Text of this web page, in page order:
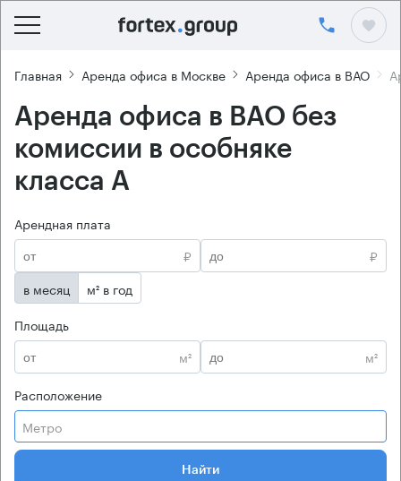
Главная Аренда офиса в Москве Аренда офиса в ВАО
Аренда офиса в ВАО без
комиссии в особняке
класса А
Арендная плата
₽
₽
в месяц
м² в год
Площадь
м²
м²
Расположение
Метро
Найти